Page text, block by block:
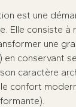
est une
Elle consiste à
une
en conservant
caractère
confort